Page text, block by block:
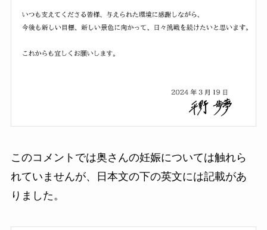
このコメントでは奥さんの妊娠については触れら
れていませんが、日本文の下の英文には記載があ
りました。